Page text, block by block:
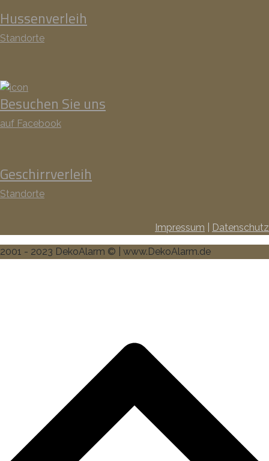
Hussenverleih
Standorte
Besuchen Sie uns
auf Facebook
Geschirrverleih
Standorte
Impressum Datenschutz
2001 - 2023 DekoAlarm © | www.DekoAlarm.de